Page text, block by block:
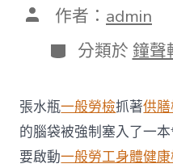
文 作者： admin
分
類
分類於 鐘聲
張水瓶一般勞檢抓著供
的腦袋被強制塞入了一
要啟動一般勞工身體健